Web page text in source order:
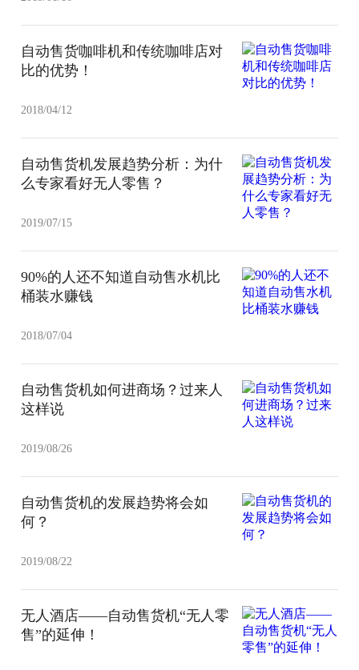
自动售货咖啡机和传统咖啡店对
比的优势！
2018/04/12
自动售货机发展趋势分析：为什
么专家看好无人零售？
2019/07/15
90%的人还不知道自动售水机比
桶装水赚钱
2018/07/04
自动售货机如何进商场？过来人
这样说
2019/08/26
自动售货机的发展趋势将会如
何？
2019/08/22
无人酒店——自动售货机“无人零
售”的延伸！